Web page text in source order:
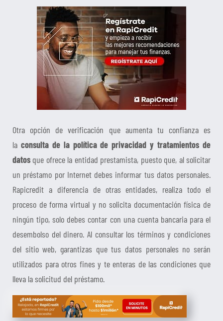
Otra opción de verificación que aumenta tu confianza es
la consulta de la política de privacidad y tratamientos de
datos que ofrece la entidad prestamista, puesto que, al solicitar
un préstamo por Internet debes informar tus datos personales.
Rapicredit a diferencia de otras entidades, realiza todo el
proceso de forma virtual y no solicita documentación física de
ningún tipo, solo debes contar con una cuenta bancaria para el
desembolso del dinero. Al consultar los términos y condiciones
del sitio web, garantizas que tus datos personales no serán
utilizados para otros fines y te enteras de las condiciones que
lleva la solicitud del préstamo.